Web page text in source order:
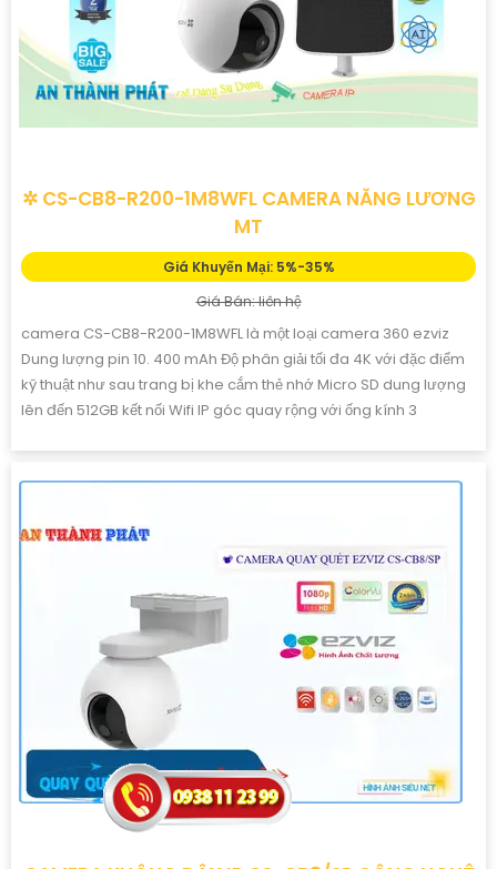
✲ CS-CB8-R200-1M8WFL CAMERA NĂNG LƯƠNG
MT
Giá Khuyến Mại: 5%-35%
Giá Bán: liên hệ
camera CS-CB8-R200-1M8WFL là một loại camera 360 ezviz
Dung lượng pin 10. 400 mAh Độ phân giải tối đa 4K với đặc điểm
kỹ thuật như sau trang bị khe cắm thẻ nhớ Micro SD dung lượng
lên đến 512GB kết nối Wifi IP góc quay rộng với ống kính 3